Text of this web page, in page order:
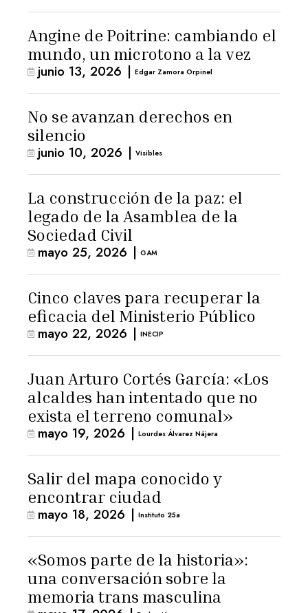
Angine de Poitrine: cambiando el
mundo, un microtono a la vez
junio 13, 2026 | Edgar Zamora Orpinel
No se avanzan derechos en
silencio
junio 10, 2026 | Visibles
La construcción de la paz: el
legado de la Asamblea de la
Sociedad Civil
mayo 25, 2026 | GAM
Cinco claves para recuperar la
eficacia del Ministerio Público
mayo 22, 2026 | INECIP
Juan Arturo Cortés García: «Los
alcaldes han intentado que no
exista el terreno comunal»
mayo 19, 2026 | Lourdes Álvarez Nájera
Salir del mapa conocido y
encontrar ciudad
mayo 18, 2026 | Instituto 25a
«Somos parte de la historia»:
una conversación sobre la
memoria trans masculina